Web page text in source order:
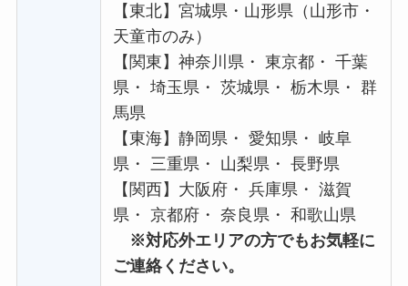
【東北】宮城県・山形県（山形市・
天童市のみ）
【関東】神奈川県・ 東京都・ 千葉
県・ 埼玉県・ 茨城県・ 栃木県・ 群
馬県
【東海】静岡県・ 愛知県・ 岐阜
県・ 三重県・ 山梨県・ 長野県
【関西】大阪府・ 兵庫県・ 滋賀
県・ 京都府・ 奈良県・ 和歌山県
※対応外エリアの方でもお気軽に
ご連絡ください。